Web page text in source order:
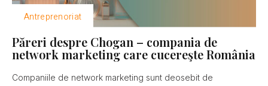
Antreprenoriat
Păreri despre Chogan – compania de
network marketing care cucereşte România
Companiile de network marketing sunt deosebit de